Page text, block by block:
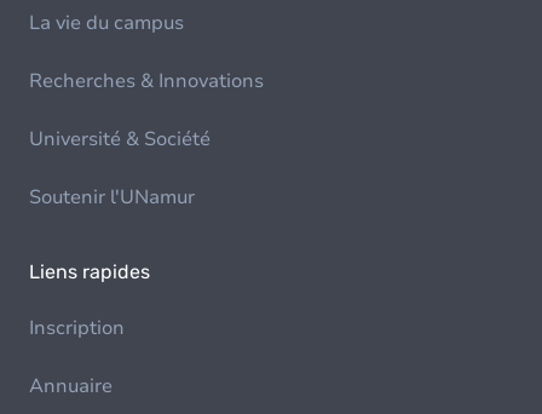
La vie du campus
Recherches & Innovations
Université & Société
Soutenir l'UNamur
Liens rapides
Inscription
Annuaire